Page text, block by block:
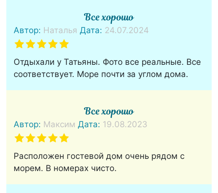
Все хорошо
Автор: Наталья Дата: 24.07.2024
Отдыхали у Татьяны. Фото все реальные. Все
соответствует. Море почти за углом дома.
Все хорошо
Автор: Максим Дата: 19.08.2023
Расположен гостевой дом очень рядом с
морем. В номерах чисто.